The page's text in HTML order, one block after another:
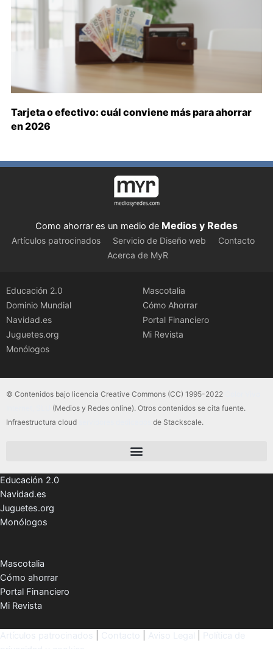
Tarjeta o efectivo: cuál conviene más para ahorrar
en 2026
Como ahorrar es un medio de Medios y Redes
Artículos patrocinados Servicio de Diseño web
Contacto
Acerca de MyR
Educación 2.0
Dominio Mundial
Navidad.es
Juguetes.org
Monólogos
Mascotalia
Cómo Ahorrar
Portal Financiero
Mi Revista
© Contenidos bajo licencia Creative Commons (CC) 1995-2022
(Medios y Redes online). Otros contenidos se cita fuente.
Infraestructura cloud
de Stackscale.
Educación 2.0
Navidad.es
Juguetes.org
Monólogos
Mascotalia
Cómo ahorrar
Portal Financiero
Mi Revista